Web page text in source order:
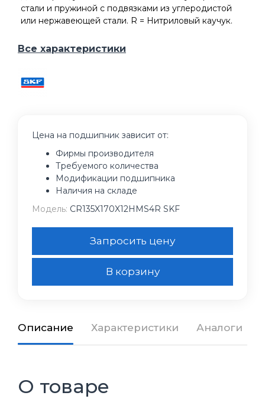
стали и пружиной с подвязками из углеродистой
или нержавеющей стали. R = Нитриловый каучук.
Все характеристики
Цена на подшипник зависит от:
Фирмы производителя
Требуемого количества
Модификации подшипника
Наличия на складе
Модель: CR135X170X12HMS4R SKF
Запросить цену
В корзину
Описание Характеристики Аналоги
О товаре